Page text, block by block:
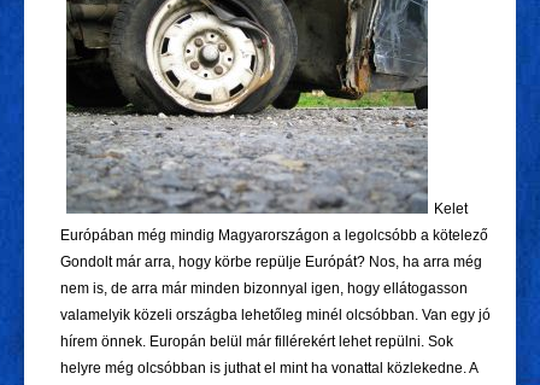
Kelet
Európában még mindig Magyarországon a legolcsóbb a kötelező
Gondolt már arra, hogy körbe repülje Európát? Nos, ha arra még
nem is, de arra már minden bizonnyal igen, hogy ellátogasson
valamelyik közeli országba lehetőleg minél olcsóbban. Van egy jó
hírem önnek. Europán belül már fillérekért lehet repülni. Sok
helyre még olcsóbban is juthat el mint ha vonattal közlekedne. A